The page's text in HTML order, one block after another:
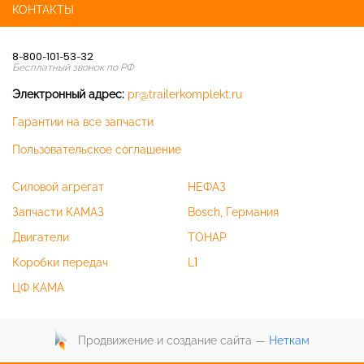
КОНТАКТЫ
8-800-101-53-32
Бесплатный звонок по РФ
Электронный адрес: pr@trailerkomplekt.ru
Гарантии на все запчасти
Пользовательское соглашение
Силовой агрегат
Запчасти КАМАЗ
Двигатели
Коробки передач
ЦФ КАМА
НЕФАЗ
Bosch, Германия
ТОНАР
L1
Продвижение и создание сайта — Неткам